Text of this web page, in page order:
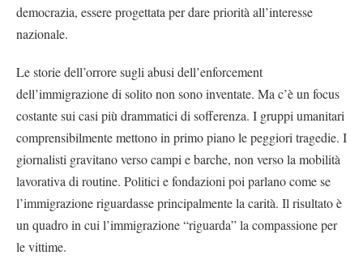
democrazia, essere progettata per dare priorità all’interesse
nazionale.
Le storie dell’orrore sugli abusi dell’enforcement
dell’immigrazione di solito non sono inventate. Ma c’è un focus
costante sui casi più drammatici di sofferenza. I gruppi umanitari
comprensibilmente mettono in primo piano le peggiori tragedie. I
giornalisti gravitano verso campi e barche, non verso la mobilità
lavorativa di routine. Politici e fondazioni poi parlano come se
l’immigrazione riguardasse principalmente la carità. Il risultato è
un quadro in cui l’immigrazione “riguarda” la compassione per
le vittime.